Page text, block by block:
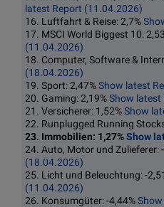
latest Report (11.04.2026)
16. Luftfahrt & Reise: 2,7%
17. MSCI World Biggest 10:
(11.04.2026)
18. Computer, Software &
(18.04.2026)
19. Sport: 2,47%Show latest
20. Gaming: 2,19%Show latest
21. Versicherer: 1,52%Show
22. Runplugged Running
23. Immobilien: 1,27%Show
24. Auto, Motor und Zulieferer:
(18.04.2026)
25. Licht und Beleuchtung: -
(11.04.2026)
26. Konsumgüter: -4,44%